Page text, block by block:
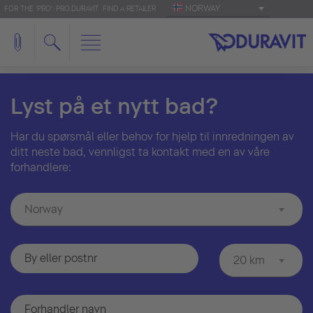
FOR THE 'PRO': PRO.DURAVIT FIND A RETAILER NORWAY
Lyst på et nytt bad?
Har du spørsmål eller behov for hjelp til innredningen av
ditt neste bad, vennligst ta kontakt med en av våre
forhandlere:
Norway
20 km